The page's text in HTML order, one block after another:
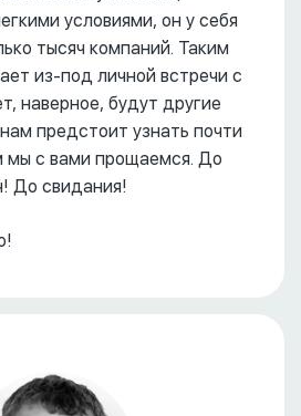
условиями, он у себя
тысяч компаний. Таким
из-под личной встречи с
наверное, будут другие
предстоит узнать почти
мы с вами прощаемся. До
До свидания!